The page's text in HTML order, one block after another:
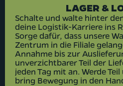
LAGER &
Schalte und walte hinter
deine Logistik-Karriere ins
Sorge dafür, dass unsere
Zentrum in die Filiale
Annahme bis zur
unverzichtbarer Teil der
jeden Tag mit an. Werde
bring Bewegung in den